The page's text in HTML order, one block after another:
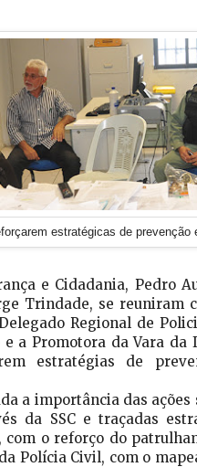
estratégicas de
e Cidadania, Pedro
Trindade, se reuniram
Regional de
e a Promotora da Vara da
estratégias de
a importância das
da SSC e traçadas
com o reforço do
Polícia Civil, com o